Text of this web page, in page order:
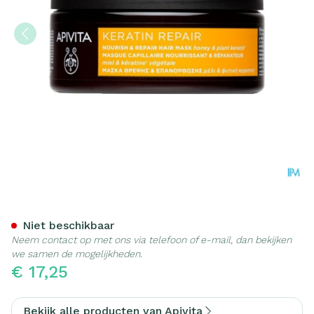
€ 17,25
Niet beschikbaar
Neem contact op met ons via telefoon of e-mail, dan bekijken
we samen de mogelijkheden.
Bekijk alle producten van Apivita